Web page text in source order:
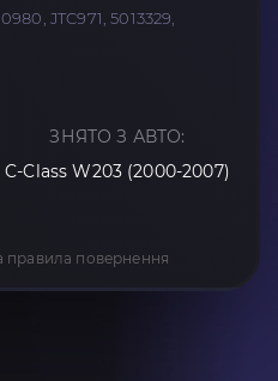
JTC971, 5013329,
ЗНЯТО З АВТО:
C-Class W203 (2000-2007)
правила повернення